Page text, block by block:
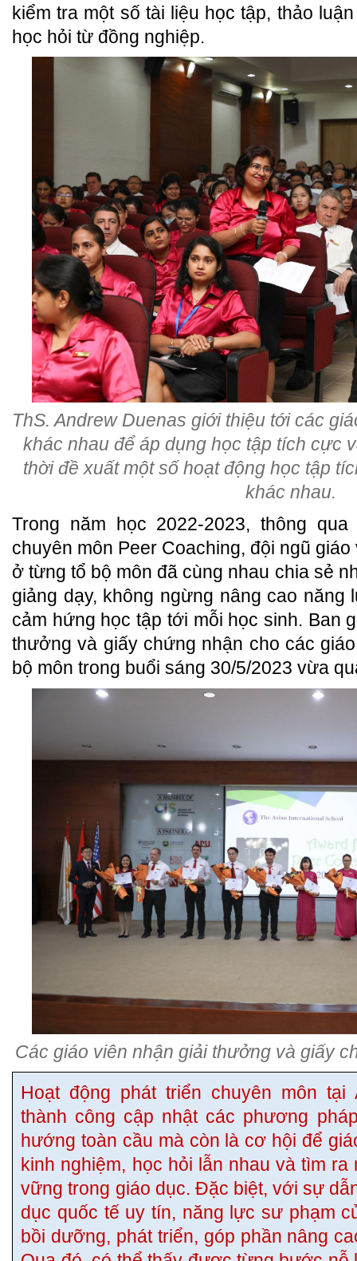
kiểm tra một số tài liệu học tập, thảo
học hỏi từ đồng nghiệp.
ThS. Andrew Duenas giới thiệu tới các
khác nhau để áp dụng học tập tích cực
thời đề xuất một số hoạt động học tập
khác nhau.
Trong năm học 2022-2023, thông
chuyên môn Peer Coaching, đội ngũ
ở từng tổ bộ môn đã cùng nhau chia sẻ
giảng dạy, không ngừng nâng cao năng
cảm hứng học tập tới mỗi học sinh. Ban
thưởng và giấy chứng nhận cho các
bộ môn trong buổi sáng 30/5/2023 vừa
Các giáo viên nhận giải thưởng và giấy
Hoạt động phát triển chuyên môn tại
thành công cập nhật các phương
hướng toàn cầu mà còn là cơ hội để
kinh nghiệm, học hỏi lẫn nhau và tìm
vững trong giáo dục. Đặc biệt, với sự
dục quốc tế uy tín, năng lực sư phạm
bồi dưỡng, phát triển, góp phần nâng